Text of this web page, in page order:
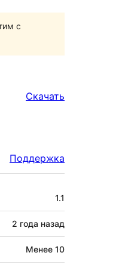
с
Скачать
Поддержка
1.1
2 года назад
Менее 10